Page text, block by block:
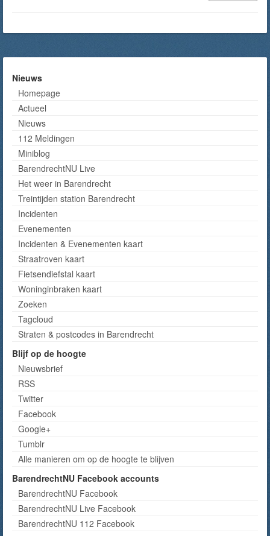
Nieuws
Homepage
Actueel
Nieuws
112 Meldingen
Miniblog
BarendrechtNU Live
Het weer in Barendrecht
Treintijden station Barendrecht
Incidenten
Evenementen
Incidenten & Evenementen kaart
Straatroven kaart
Fietsendiefstal kaart
Woninginbraken kaart
Zoeken
Tagcloud
Straten & postcodes in Barendrecht
Blijf op de hoogte
Nieuwsbrief
RSS
Twitter
Facebook
Google+
Tumblr
Alle manieren om op de hoogte te blijven
BarendrechtNU Facebook accounts
BarendrechtNU Facebook
BarendrechtNU Live Facebook
BarendrechtNU 112 Facebook